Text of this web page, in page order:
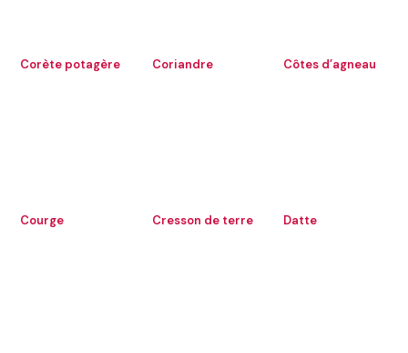
Corète potagère Coriandre Côtes d’agneau
Courge Cresson de terre Datte